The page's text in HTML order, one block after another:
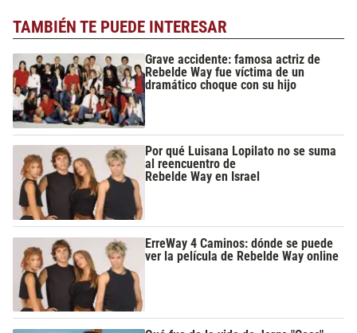
TAMBIÉN TE PUEDE INTERESAR
Grave accidente: famosa actriz de
Rebelde Way fue víctima de un
dramático choque con su hijo
Por qué Luisana Lopilato no se suma
al reencuentro de
Rebelde Way en Israel
ErreWay 4 Caminos: dónde se puede
ver la película de Rebelde Way online